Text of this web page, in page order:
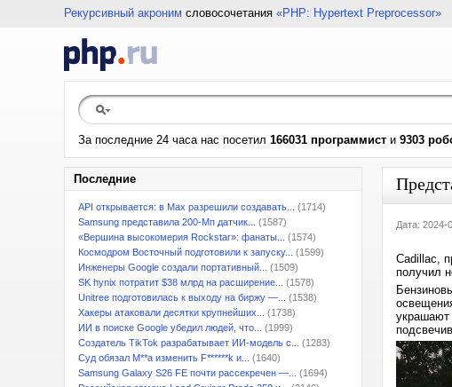
Рекурсивный акроним словосочетания «PHP: Hypertext Preprocessor»
За последние 24 часа нас посетил 166031 программист и 9303
Последние
API открывается: в Max разрешили создавать...
(1714)
Samsung представила 200-Мп датчик...
(1587)
«Вершина высокомерия Rockstar»: фанаты...
(1574)
Космодром Восточный подготовили к запуску...
(1599)
Инженеры Google создали портативный...
(1509)
SK hynix потратит $38 млрд на расширение...
(1578)
Unitree подготовилась к выходу на биржу —...
(1538)
Хакеры атаковали десятки крупнейших...
(1738)
ИИ в поиске Google убедил людей, что...
(1999)
Создатель TikTok разрабатывает ИИ-модель с...
(1283)
Суд обязал M**a изменить F******k и...
(1640)
Samsung Galaxy S26 FE почти рассекречен —...
(1694)
Дата: 2024-
Cadillac,
получил
украшают